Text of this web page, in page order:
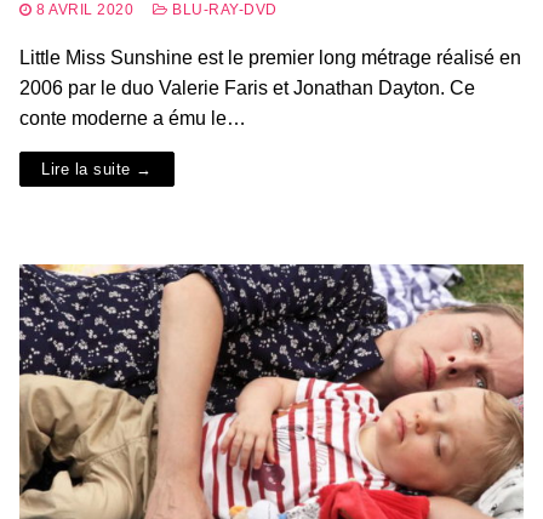
8 AVRIL 2020 BLU-RAY-DVD
Little Miss Sunshine est le premier long métrage réalisé en
2006 par le duo Valerie Faris et Jonathan Dayton. Ce
conte moderne a ému le…
Lire la suite →